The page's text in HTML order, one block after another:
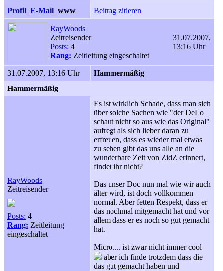
Profil E-Mail www Beitrag zitieren
RayWoods
Zeitreisender
Posts: 4
Rang: Zeitleitung eingeschaltet
31.07.2007,
13:16 Uhr
31.07.2007, 13:16 Uhr
Hammermäßig
Hammermäßig
RayWoods
Zeitreisender
Posts: 4
Rang: Zeitleitung
eingeschaltet
Es ist wirklich Schade, dass man sich
über solche Sachen wie "der DeLo
schaut nicht so aus wie das Original"
aufregt als sich lieber daran zu
erfreuen, dass es wieder mal etwas
zu sehen gibt das uns alle an die
wunderbare Zeit von ZidZ erinnert,
findet ihr nicht?
Das unser Doc nun mal wie wir auch
älter wird, ist doch vollkommen
normal. Aber fetten Respekt, dass er
das nochmal mitgemacht hat und vor
allem dass er es noch so gut gemacht
hat.
Micro.... ist zwar nicht immer cool
aber ich finde trotzdem dass die
das gut gemacht haben und